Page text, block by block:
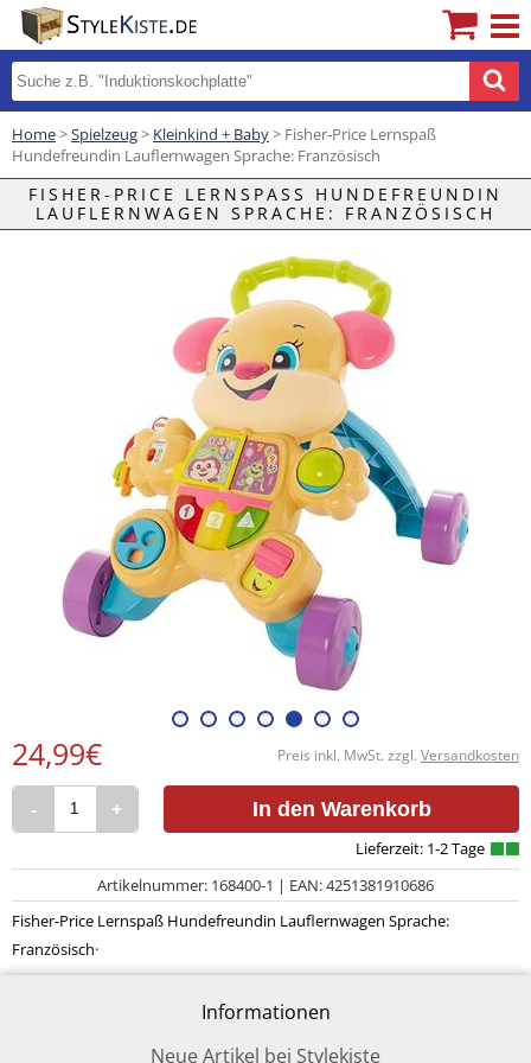
Home>Spielzeug> Kleinkind + Baby> Fisher-Price Lernspaß
Hundefreundin Lauflernwagen Sprache: Französisch
FISHER-PRICE LERNSPASS HUNDEFREUNDIN L
AUFLERNWAGEN SPRACHE: FRANZÖSISCH
Preis inkl. MwSt. zzgl. Versandkosten
24,99€
- + In den Warenkorb
Artikelnummer: 168400-1 | EAN: 4251381910686
Fisher-Price Lernspaß Hundefreundin Lauflernwagen Sprache:
Französisch·
Informationen
Neue Artikel bei Stylekiste